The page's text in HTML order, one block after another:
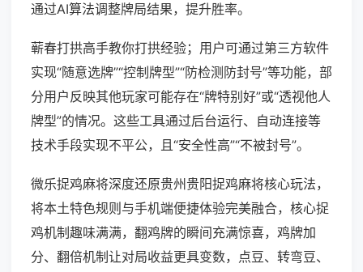
通过AI算法调整牌局结果，提升胜率。
蕲春打拱高手教你打拱经验；用户可通过第三方软件
实现“随意选牌”“控制牌型”“防检测防封号”等功能，部
分用户反映其他玩家可能存在“牌特别好”或“透视他人
牌型”的情况。这些工具通过后台运行、自动连接等
技术手段实现不平公，且“安全性高”“不被封号”。
微乐捉鸡麻将深度还原贵州贵阳捉鸡麻将核心玩法，
将本土特色规则与手机端便捷体验完美融合，核心捉
鸡机制趣味满满，翻鸡牌的瞬间充满惊喜，鸡牌加
分、翻倍机制让对局收益更具变数，点豆、转弯豆、